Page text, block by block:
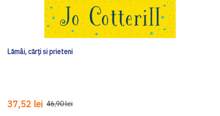
Lămâi, cărți si prieteni
37,52 lei 46,90 lei